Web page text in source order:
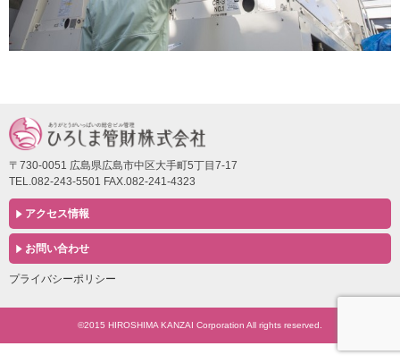
〒730-0051 広島県広島市中区大手町5丁目7-17
TEL.082-243-5501 FAX.082-241-4323
アクセス情報
お問い合わせ
プライバシーポリシー
©2015 HIROSHIMA KANZAI Corporation All rights reserved.